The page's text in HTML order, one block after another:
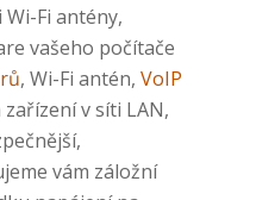
Fi antény,
vašeho počítače
, Wi-Fi antén, VoIP
v síti LAN,
vám záložní